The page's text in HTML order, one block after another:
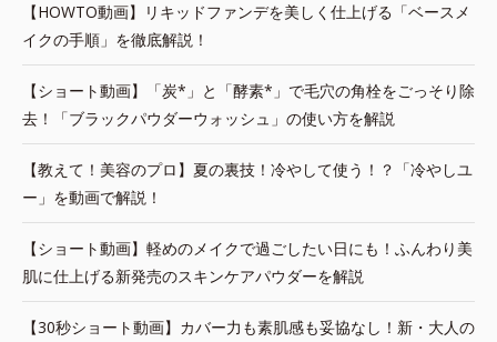
【HOWTO動画】リキッドファンデを美しく仕上げる「ベースメ
イクの手順」を徹底解説！
【ショート動画】「炭*」と「酵素*」で毛穴の角栓をごっそり除
去！「ブラックパウダーウォッシュ」の使い方を解説
【教えて！美容のプロ】夏の裏技！冷やして使う！？「冷やしユ
ー」を動画で解説！
【ショート動画】軽めのメイクで過ごしたい日にも！ふんわり美
肌に仕上げる新発売のスキンケアパウダーを解説
【30秒ショート動画】カバー力も素肌感も妥協なし！新・大人の